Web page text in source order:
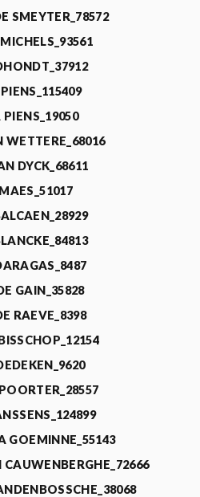
SMEYTER_78572
WETTERE_68016
DYCK_68611
GAIN_35828
RAEVE_8398
GOEMINNE_55143